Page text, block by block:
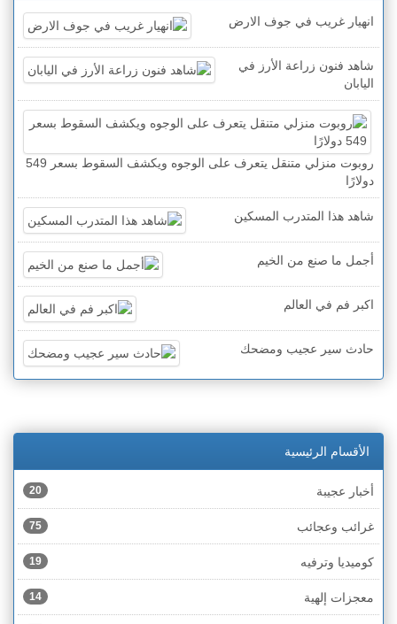
انهيار غريب في جوف الارض
شاهد فنون زراعة الأرز في
اليابان
روبوت منزلي متنقل يتعرف على الوجوه ويكشف السقوط بسعر 549
دولارًا
شاهد هذا المتدرب المسكين
أجمل ما صنع من الخيم
اكبر فم في العالم
حادث سير عجيب ومضحك
الأقسام الرئيسية
أخبار عجيبة 20
غرائب وعجائب 75
كوميديا وترفيه 19
معجزات إلهية 14